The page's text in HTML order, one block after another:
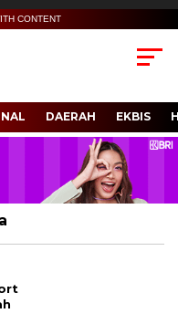
CONTENT
DAERAH EKBIS